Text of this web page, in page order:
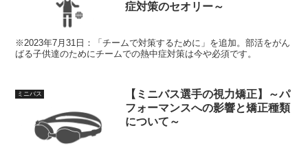
症対策のセオリー～
※2023年7月31日：「チームで対策するために」を追加。部活をがん
ばる子供達のためにチームでの熱中症対策は今や必須です。
ミニバス
【ミニバス選手の視力矯正】～パ
フォーマンスへの影響と矯正種類
について～